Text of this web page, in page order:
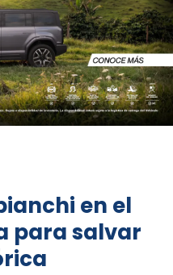
en el
para salvar